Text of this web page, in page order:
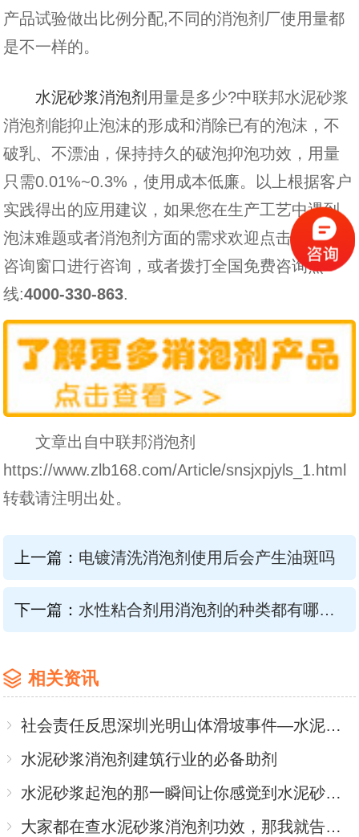
产品试验做出比例分配,不同的消泡剂厂使用量都
是不一样的。
水泥砂浆消泡剂 用量是多少?中联邦水泥砂浆
消泡剂能抑止泡沫的形成和消除已有的泡沫，不
破乳、不漂油，保持持久的破泡抑泡功效，用量
只需0.01%~0.3%，使用成本低廉。以上根据客户
实践得出的应用建议，如果您在生产工艺中遇到
泡沫难题或者消泡剂方面的需求欢迎点击右边的
咨询窗口进行咨询，或者拨打全国免费咨询热
线:4000-330-863.
文章出自中联邦消泡剂
https://www.zlb168.com/Article/snsjxpjyls_1.html
转载请注明出处。
上一篇： 电镀清洗消泡剂使用后会产生油斑吗
下一篇： 水性粘合剂用消泡剂的种类都有哪些？
相关资讯
社会责任反思深圳光明山体滑坡事件—水泥砂浆消泡剂之殇
水泥砂浆消泡剂建筑行业的必备助剂
水泥砂浆起泡的那一瞬间让你感觉到水泥砂浆消泡剂的重要性！
大家都在查水泥砂浆消泡剂功效，那我就告诉你